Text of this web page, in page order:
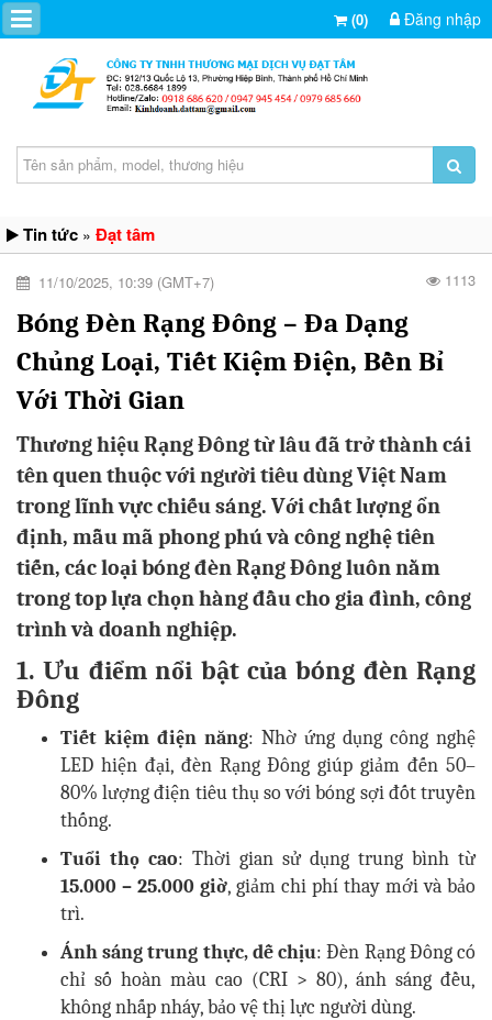
(0) Đăng nhập
Tin tức » Đạt tâm
11/10/2025, 10:39 (GMT+7) 1113
Bóng Đèn Rạng Đông – Đa Dạng
Chủng Loại, Tiết Kiệm Điện, Bền Bỉ
Với Thời Gian
Thương hiệu Rạng Đông từ lâu đã trở thành cái
tên quen thuộc với người tiêu dùng Việt Nam
trong lĩnh vực chiếu sáng. Với chất lượng ổn
định, mẫu mã phong phú và công nghệ tiên
tiến, các loại bóng đèn Rạng Đông luôn nằm
trong top lựa chọn hàng đầu cho gia đình, công
trình và doanh nghiệp.
1. Ưu điểm nổi bật của bóng đèn Rạng
Đông
Tiết kiệm điện năng: Nhờ ứng dụng công nghệ
LED hiện đại, đèn Rạng Đông giúp giảm đến 50–
80% lượng điện tiêu thụ so với bóng sợi đốt truyền
thống.
Tuổi thọ cao: Thời gian sử dụng trung bình từ
15.000 – 25.000 giờ, giảm chi phí thay mới và bảo
trì.
Ánh sáng trung thực, dễ chịu: Đèn Rạng Đông có
chỉ số hoàn màu cao (CRI > 80), ánh sáng đều,
không nhấp nháy, bảo vệ thị lực người dùng.